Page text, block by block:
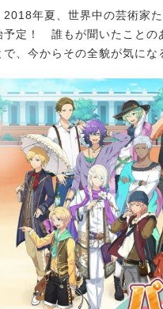
年夏、世界中の芸術家
予定！ 誰もが聞いたことの
で、今からその全貌が気にな